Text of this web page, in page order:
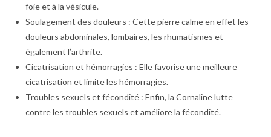
foie et à la vésicule.
Soulagement des douleurs : Cette pierre calme en effet les
douleurs abdominales, lombaires, les rhumatismes et
également l’arthrite.
Cicatrisation et hémorragies : Elle favorise une meilleure
cicatrisation et limite les hémorragies.
Troubles sexuels et fécondité : Enfin, la Cornaline lutte
contre les troubles sexuels et améliore la fécondité.